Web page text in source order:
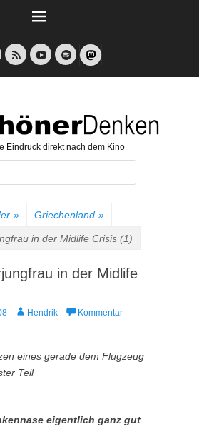
Feed YouTubeSpotify
Eindruck direkt nach dem Kino
» Griechenland »
in der Midlife Crisis (1)
in der Midlife
AutorHendrik
Kommentar
eines gerade dem Flugzeug
Teil
eigentlich ganz gut